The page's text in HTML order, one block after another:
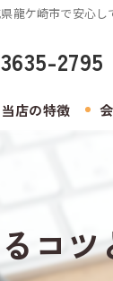
龍ケ崎市で安心
2795
当店の特徴
生前整理コツ